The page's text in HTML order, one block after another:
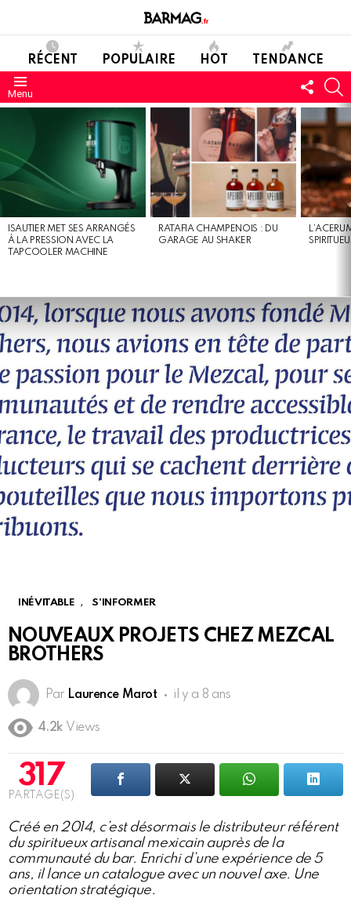
RÉCENT POPULAIRE HOT TENDANCE
Menu
NOUS
ISAUTIER MET SES ARRANGÉS
À LA PRESSION AVEC LA
TAPCOOLER MACHINE
RATAFIA CHAMPENOIS : DU
GARAGE AU SHAKER
INÉVITABLE , S'INFORMER
NOUVEAUX PROJETS CHEZ MEZCAL
BROTHERS
Par Laurence Marot il y a 8 ans
4.2k Views
317
PARTAGE(S)
Créé en 2014, c’est désormais le distributeur référent
du spiritueux artisanal mexicain auprès de la
communauté du bar. Enrichi d’une expérience de 5
ans, il lance un catalogue avec un nouvel axe. Une
orientation stratégique.